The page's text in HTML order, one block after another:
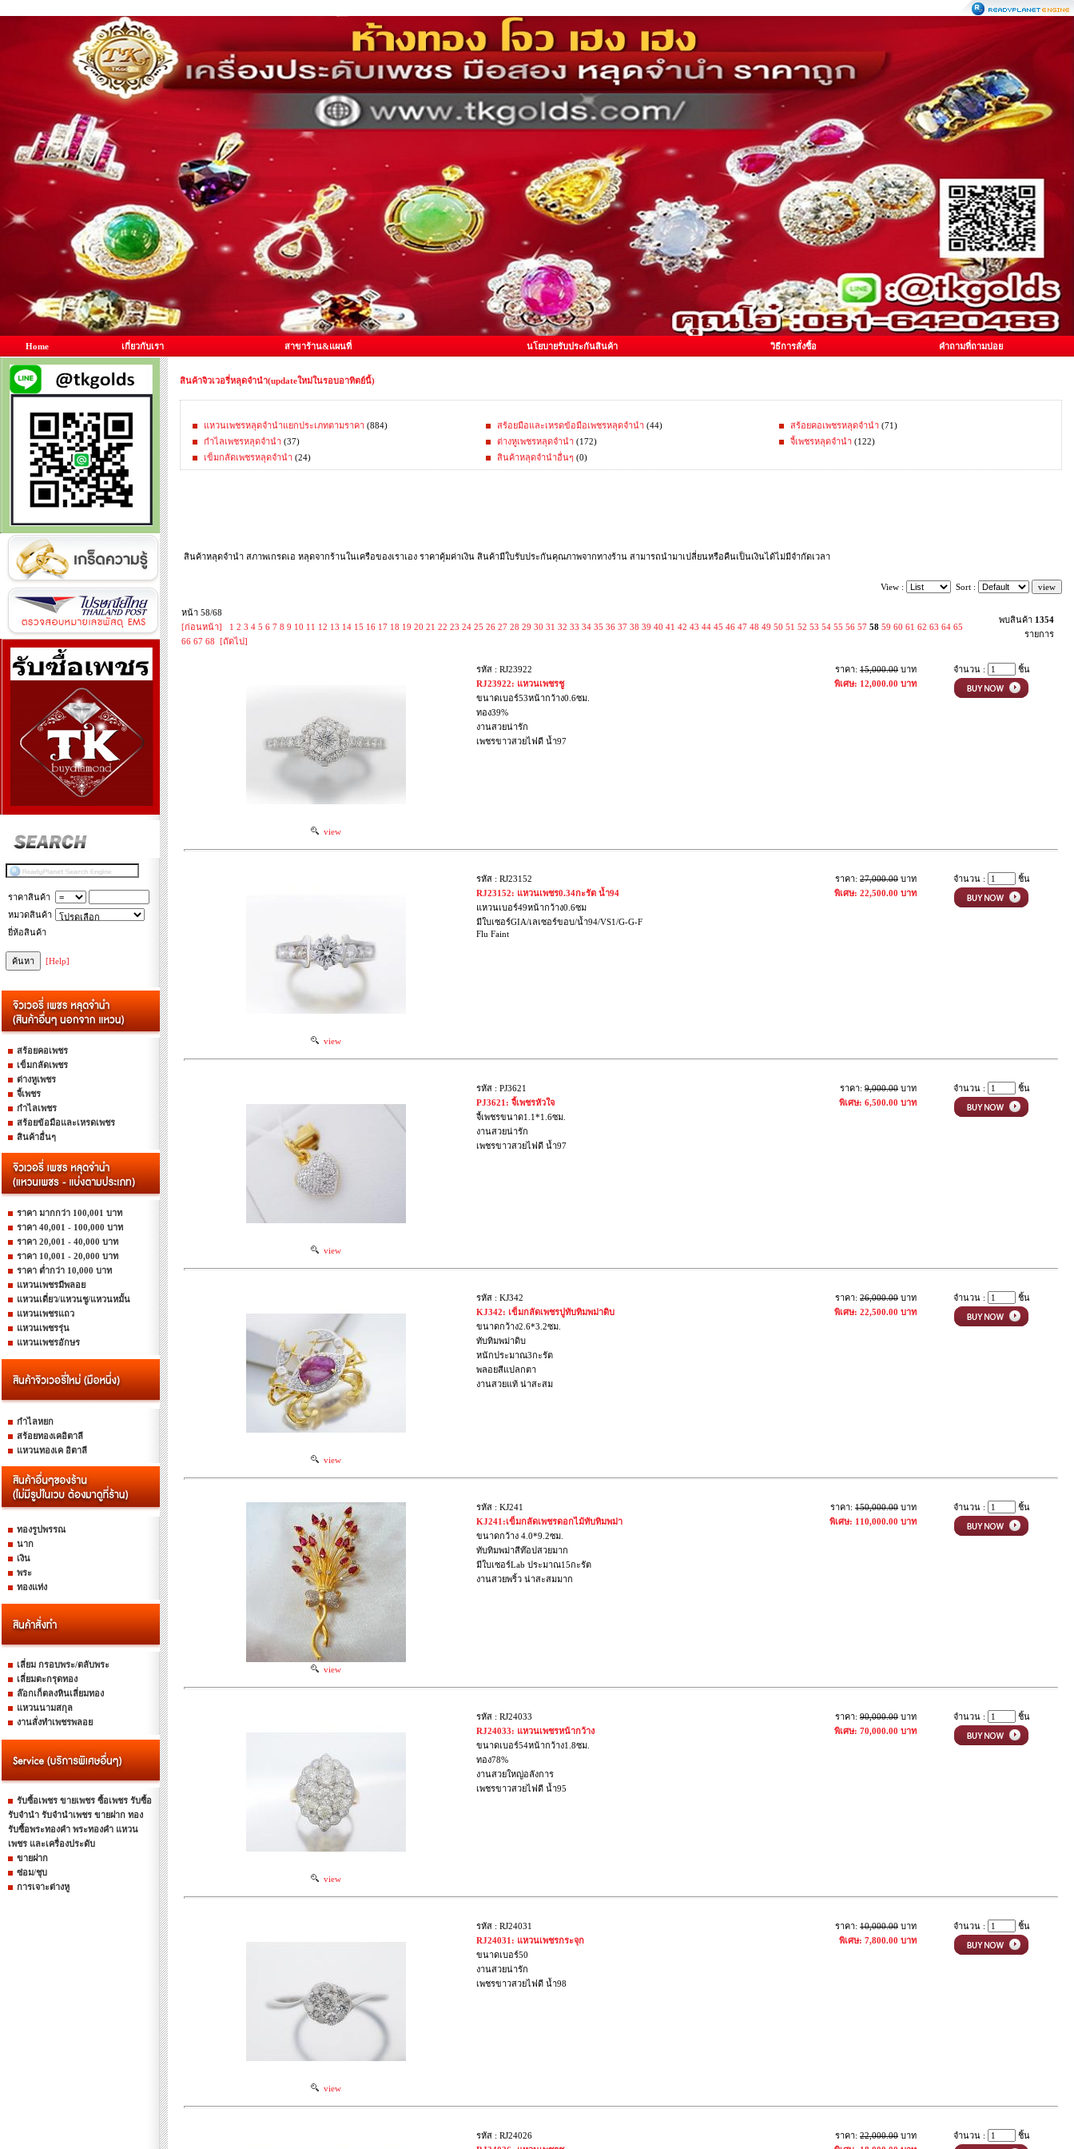
Home เกี่ยวกับเรา สาขาร้าน&แผนที่ นโยบายรับประกันสินค้า วิธีการสั่งซื้อ คำถามที่ถามบ่อย
ราคาสินค้า
หมวดสินค้า
ยี่ห้อสินค้า
[Help]
สร้อยคอเพชร
เข็มกลัดเพชร
ต่างหูเพชร
จี้เพชร
กำไลเพชร
สร้อยข้อมือและเหรดเพชร
สินค้าอื่นๆ
ราคา มากกว่า 100,001 บาท
ราคา 40,001 - 100,000 บาท
ราคา 20,001 - 40,000 บาท
ราคา 10,001 - 20,000 บาท
ราคา ต่ำกว่า 10,000 บาท
แหวนเพชรมีพลอย
แหวนเดี่ยว/แหวนชู/แหวนหมั้น
แหวนเพชรแถว
แหวนเพชรรุ่น
แหวนเพชรอักษร
กำไลหยก
สร้อยทองเคอิตาลี
แหวนทองเค อิตาลี
ทองรูปพรรณ
นาก
เงิน
พระ
ทองแท่ง
เลี่ยม กรอบพระ/ตลับพระ
เลี่ยมตะกรุดทอง
ล๊อกเก็ตลงหินเลี่ยมทอง
แหวนนามสกุล
งานสั่งทำเพชรพลอย
รับซื้อเพชร ขายเพชร ซื้อเพชร รับซื้อ
รับจำนำ รับจำนำเพชร ขายฝาก ทอง
รับซื้อพระทองคำ พระทองคำ แหวน
เพชร และเครื่องประดับ
ขายฝาก
ซ่อม/ชุบ
การเจาะต่างหู
สินค้าจิวเวอรี่หลุดจำนำ(updateใหม่ในรอบอาทิตย์นี้)
แหวนเพชรหลุดจำนำแยกประเภทตามราคา (884) สร้อยมือและเหรดข้อมือเพชรหลุดจำนำ (44) สร้อยคอเพชรหลุดจำนำ (71)
กำไลเพชรหลุดจำนำ (37) ต่างหูเพชรหลุดจำนำ (172) จี้เพชรหลุดจำนำ (122)
เข็มกลัดเพชรหลุดจำนำ (24) สินค้าหลุดจำนำอื่นๆ (0)
สินค้าหลุดจำนำ สภาพเกรดเอ หลุดจากร้านในเครือของเราเอง ราคาคุ้มค่าเงิน สินค้ามีใบรับประกันคุณภาพจากทางร้าน สามารถนำมาเปลี่ยนหรือคืนเป็นเงินได้ไม่มีจำกัดเวลา
View : Sort :
หน้า 58/68
[ก่อนหน้า]
1 2 3 4 5 6 7 8 9 10 11 12 13 14 15 16 17 18 19 20 21 22 23 24 25 26 27 28 29 30 31 32 33 34 35 36 37 38 39 40 41 42 43 44 45 46 47 48 49 50 51 52 53 54 55 56 57 58 59 60 61 62 63 64 65
66 67 68 [ถัดไป]
พบสินค้า 1354
รายการ
view
รหัส : RJ23922
RJ23922: แหวนเพชรชู
ขนาดเบอร์53หน้ากว้าง0.6ซม.
ทอง39%
งานสวยน่ารัก
เพชรขาวสวยไฟดี น้ำ97
ราคา: 15,000.00 บาท
พิเศษ: 12,000.00 บาท
จำนวน : ชิ้น
view
รหัส : RJ23152
RJ23152: แหวนเพชร0.34กะรัต น้ำ94
แหวนเบอร์49หน้ากว้าง0.6ซม
มีใบเซอร์GIA/เลเซอร์ขอบ/น้ำ94/VS1/G-G-F
Flu Faint
ราคา: 27,000.00 บาท
พิเศษ: 22,500.00 บาท
จำนวน : ชิ้น
view
รหัส : PJ3621
PJ3621: จี้เพชรหัวใจ
จี้เพชรขนาด1.1*1.6ซม.
งานสวยน่ารัก
เพชรขาวสวยไฟดี น้ำ97
ราคา: 9,000.00 บาท
พิเศษ: 6,500.00 บาท
จำนวน : ชิ้น
view
รหัส : KJ342
KJ342: เข็มกลัดเพชรปูทับทิมพม่าดิบ
ขนาดกว้าง2.6*3.2ซม.
ทับทิมพม่าดิบ
หนักประมาณ3กะรัต
พลอยสีแปลกตา
งานสวยแท้ น่าสะสม
ราคา: 26,000.00 บาท
พิเศษ: 22,500.00 บาท
จำนวน : ชิ้น
view
รหัส : KJ241
KJ241:เข็มกลัดเพชรดอกไม้ทับทิมพม่า
ขนาดกว้าง 4.0*9.2ซม.
ทับทิมพม่าสีท๊อปสวยมาก
มีใบเซอร์Lab ประมาณ15กะรัต
งานสวยพริ้ว น่าสะสมมาก
ราคา: 150,000.00 บาท
พิเศษ: 110,000.00 บาท
จำนวน : ชิ้น
view
รหัส : RJ24033
RJ24033: แหวนเพชรหน้ากว้าง
ขนาดเบอร์54หน้ากว้าง1.8ซม.
ทอง78%
งานสวยใหญ่อลังการ
เพชรขาวสวยไฟดี น้ำ95
ราคา: 90,000.00 บาท
พิเศษ: 70,000.00 บาท
จำนวน : ชิ้น
view
รหัส : RJ24031
RJ24031: แหวนเพชรกระจุก
ขนาดเบอร์50
งานสวยน่ารัก
เพชรขาวสวยไฟดี น้ำ98
ราคา: 10,000.00 บาท
พิเศษ: 7,800.00 บาท
จำนวน : ชิ้น
รหัส : RJ24026
ราคา: 22,000.00 บาท
จำนวน : ชิ้น